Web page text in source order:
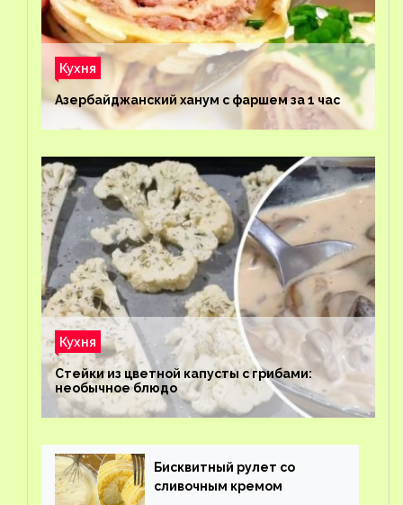
Кухня
Азербайджанский ханум с фаршем за 1 час
Кухня
Стейки из цветной капусты с грибами:
необычное блюдо
Бисквитный рулет со
сливочным кремом